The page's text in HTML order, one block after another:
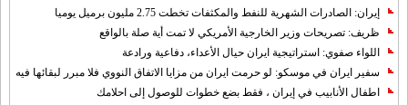
إيران: الصادرات الشهریة للنفط والمكثفات تخطت 2.75 مليون برميل يوميا
ظريف: تصريحات وزير الخارجية الأمريكي لا تمت أية صلة بالواقع
اللواء صفوي: استراتيجية ايران حيال الأعداء، دفاعية ورادعة
سفير ايران في موسكو: لو حرمت ايران من مزايا الاتفاق النووي فلا مبرر لبقائها فيه
اطفال الأنابيب في إيران ، فقط بضع خطوات للوصول إلى احلامك